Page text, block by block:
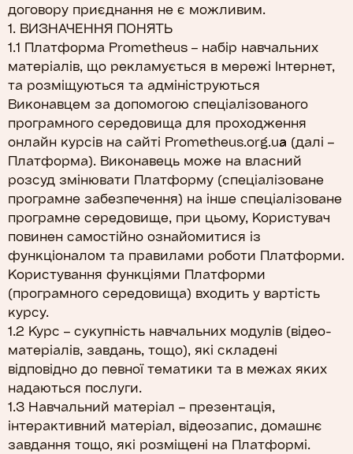
договору приєднання не є можливим.
1. ВИЗНАЧЕННЯ ПОНЯТЬ
1.1 Платформа Prometheus – набір навчальних
матеріалів, що рекламується в мережі Інтернет,
та розміщуються та адмініструються
Виконавцем за допомогою спеціалізованого
програмного середовища для проходження
онлайн курсів на сайті Prometheus.org.ua (далі –
Платформа). Виконавець може на власний
розсуд змінювати Платформу (спеціалізоване
програмне забезпечення) на інше спеціалізоване
програмне середовище, при цьому, Користувач
повинен самостійно ознайомитися із
функціоналом та правилами роботи Платформи.
Користування функціями Платформи
(програмного середовища) входить у вартість
курсу.
1.2 Курс – сукупність навчальних модулів (відео-
матеріалів, завдань, тощо), які складені
відповідно до певної тематики та в межах яких
надаються послуги.
1.3 Навчальний матеріал – презентація,
інтерактивний матеріал, відеозапис, домашнє
завдання тощо, які розміщені на Платформі.